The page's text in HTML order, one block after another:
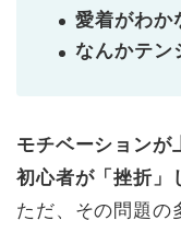
愛着がわか
なんかテン
モチベーションが
初心者が「挫折」
ただ、その問題の